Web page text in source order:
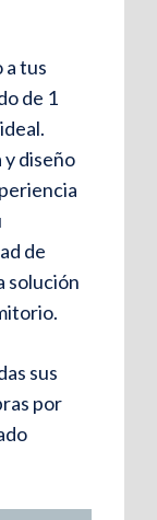
a tus
de 1
diseño
de
solución
sus
por